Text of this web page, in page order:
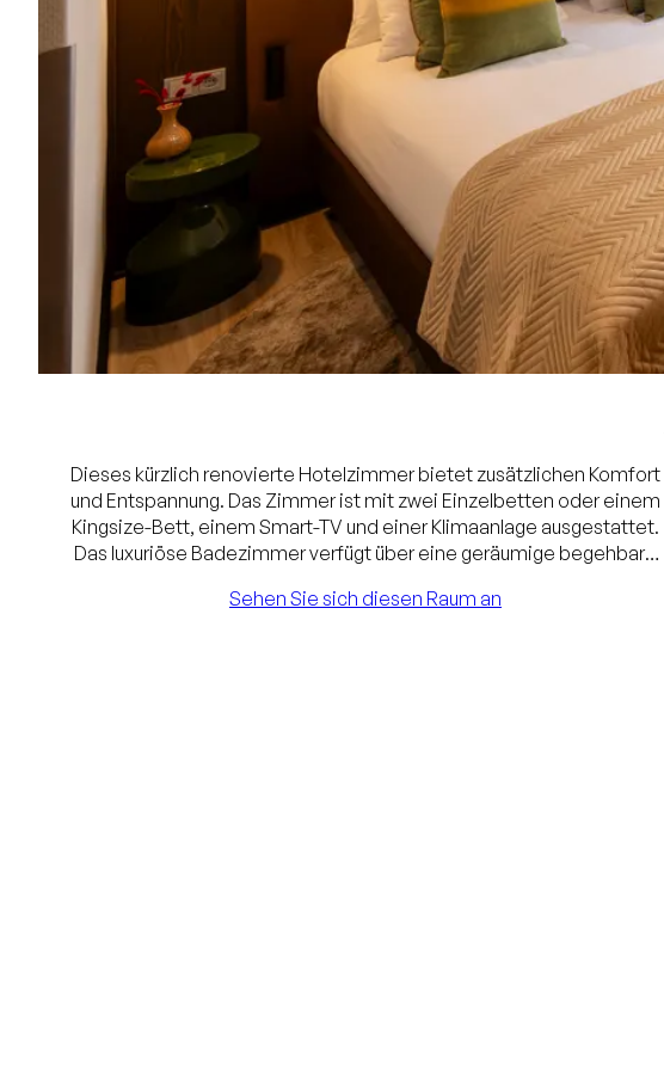
Dieses kürzlich renovierte Hotelzimmer bietet zusätzlichen Komfort
und Entspannung. Das Zimmer ist mit zwei Einzelbetten oder einem
Kingsize-Bett, einem Smart-TV und einer Klimaanlage ausgestattet.
Das luxuriöse Badezimmer verfügt über eine geräumige begehbare
Sehen Sie sich diesen Raum an